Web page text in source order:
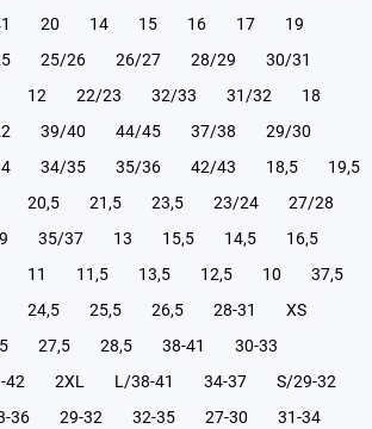
20 14 15 16 17
19
25/26 26/27 28/29
30/31
12 22/23 32/33 31/32
18
39/40 44/45 37/38
29/30
34/35 35/36 42/43 18,5
19,5
20,5 21,5 23,5 23/24
27/28
35/37 13 15,5 14,5
16,5
11 11,5 13,5 12,5 10
37,5
24,5 25,5 26,5 28-31
XS
27,5 28,5 38-41
30-33
42
2XL L/38-41 34-37
S/29-32
36
29-32 32-35 27-30
31-34